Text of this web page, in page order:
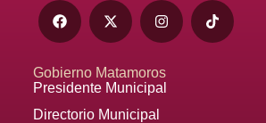
Gobierno Matamoros
Presidente Municipal
Directorio Municipal